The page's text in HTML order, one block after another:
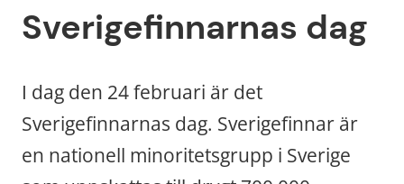
Sverigefinnarnas dag
I dag den 24 februari är det
Sverigefinnarnas dag. Sverigefinnar är
en nationell minoritetsgrupp i Sverige